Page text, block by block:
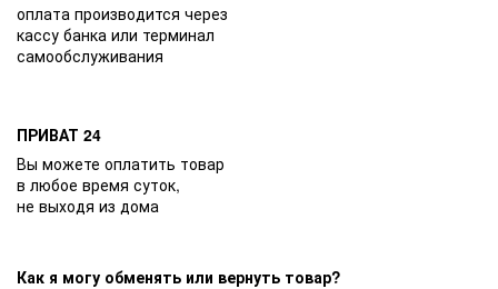
оплата производится через
кассу банка или терминал
самообслуживания
ПРИВАТ 24
Вы можете оплатить товар
в любое время суток,
не выходя из дома
Как я могу обменять или вернуть товар?